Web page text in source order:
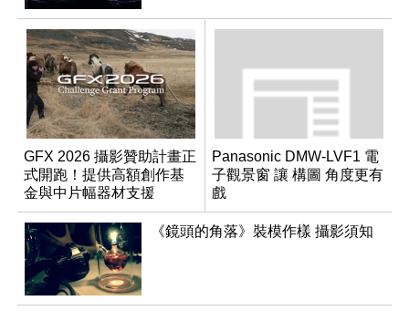
GFX 2026 攝影贊助計畫正
式開跑！提供高額創作基
金與中片幅器材支援
Panasonic DMW-LVF1 電
子觀景窗 讓 構圖 角度更有
戲
《鏡頭的角落》裝模作樣 攝影須知